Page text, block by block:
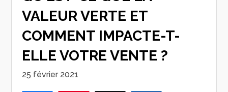
VALEUR VERTE ET
COMMENT IMPACTE-T-
ELLE VOTRE VENTE ?
25 février 2021